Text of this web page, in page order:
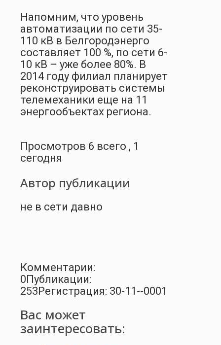
Напомним, что уровень
автоматизации по сети 35-
110 кВ в Белгородэнерго
составляет 100 %, по сети 6-
10 кВ – уже более 80%. В
2014 году филиал планирует
реконструировать системы
телемеханики еще на 11
энергообъектах региона.
Просмотров 6 всего , 1
сегодня
Автор публикации
не в сети давно
Комментарии:
0Публикации:
253Регистрация: 30-11--0001
Вас может
заинтересовать: